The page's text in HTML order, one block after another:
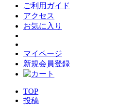
ご利用ガイド
アクセス
お気に入り
マイページ
新規会員登録
TOP
投稿